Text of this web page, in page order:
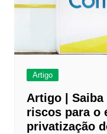
Artigo
Artigo | Saiba
riscos para o
privatização